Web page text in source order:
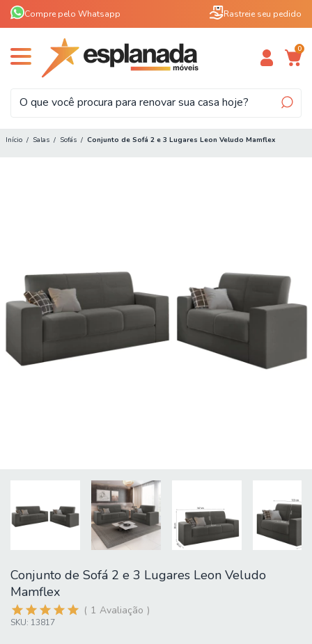
Compre pelo Whatsapp Rastreie seu pedido
0
Início / Salas / Sofás / Conjunto de Sofá 2 e 3 Lugares Leon Veludo Mamflex
Conjunto de Sofá 2 e 3 Lugares Leon Veludo
Mamflex
1 Avaliação
SKU: 13817